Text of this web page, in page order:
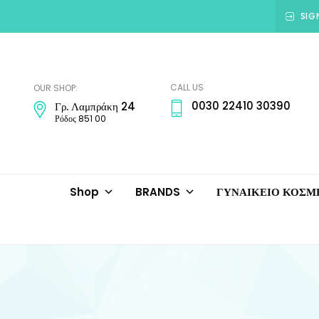
OUR SHOP:
Γρ. Λαμπράκη 24
Ρόδος 851 00
CALL US
0030 22410 30390
Shop BRANDS ΓΥΝΑΙΚΕΙΟ